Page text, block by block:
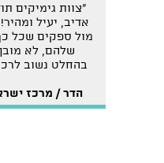
"צוות גימיקים
אדיב, יעיל
מול ספקים שכל
שלהם, לא
בהחלט נשוב
הדר / מרכז